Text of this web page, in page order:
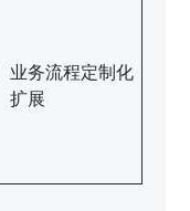
业务流程定制化
扩展